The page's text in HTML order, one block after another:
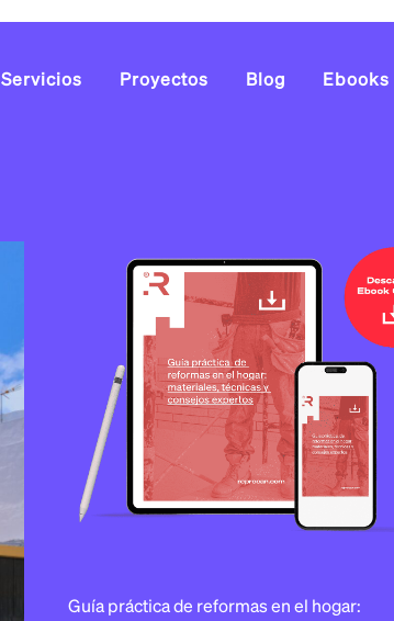
Servicios
CUBIERTAS
DEPÓSITOS DE AGUA
Proyectos Blog Ebooks
Guía práctica de reformas en el hogar: